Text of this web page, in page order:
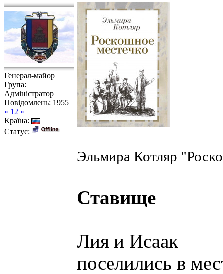
Генерал-майор
Група:
Адміністратор
Повідомлень: 1955
« 12 »
Країна:
Статус:
Эльмира Котляр
Ставище
Лия и Исаак
поселились в